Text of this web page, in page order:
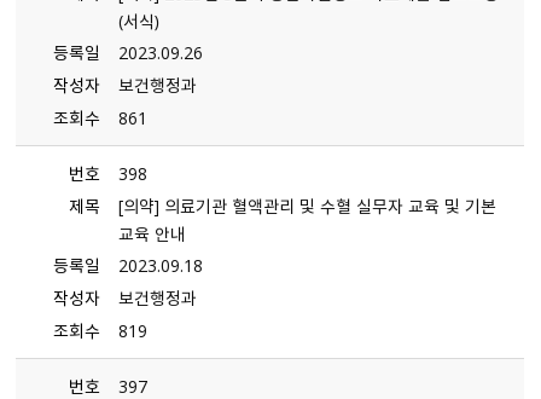
（서식）
등록일
2023.09.26
작성자
보건행정과
조회수
861
번호
398
제목
[의약] 의료기관 혈액관리 및 수혈 실무자 교육 및 기본
교육 안내
등록일
2023.09.18
작성자
보건행정과
조회수
819
번호
397